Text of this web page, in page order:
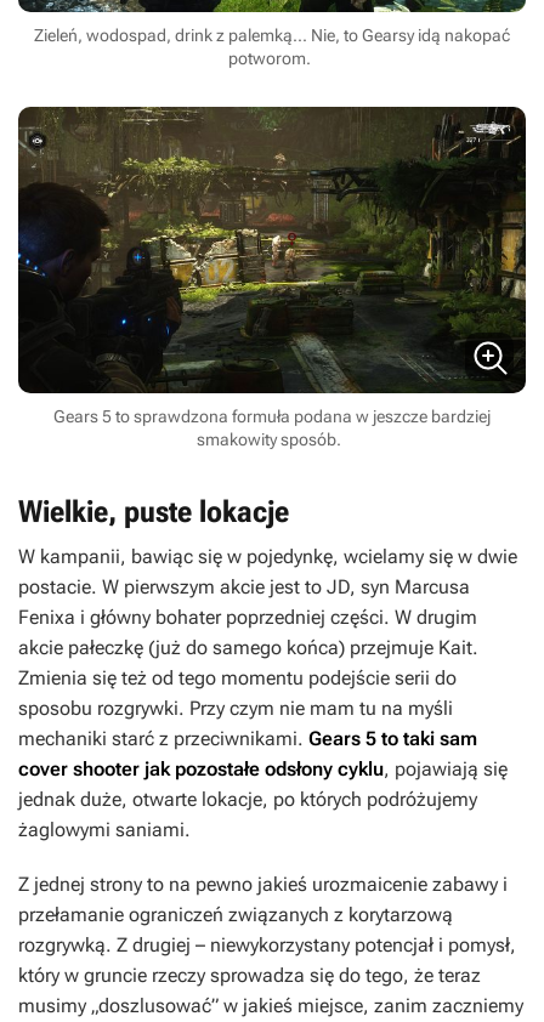
Zieleń, wodospad, drink z palemką... Nie, to Gearsy idą nakopać
potworom.
Gears 5 to sprawdzona formuła podana w jeszcze bardziej
smakowity sposób.
Wielkie, puste lokacje
W kampanii, bawiąc się w pojedynkę, wcielamy się w dwie
postacie. W pierwszym akcie jest to JD, syn Marcusa
Fenixa i główny bohater poprzedniej części. W drugim
akcie pałeczkę (już do samego końca) przejmuje Kait.
Zmienia się też od tego momentu podejście serii do
sposobu rozgrywki. Przy czym nie mam tu na myśli
mechaniki starć z przeciwnikami. Gears 5 to taki sam
cover shooter jak pozostałe odsłony cyklu, pojawiają się
jednak duże, otwarte lokacje, po których podróżujemy
żaglowymi saniami.
Z jednej strony to na pewno jakieś urozmaicenie zabawy i
przełamanie ograniczeń związanych z korytarzową
rozgrywką. Z drugiej – niewykorzystany potencjał i pomysł,
który w gruncie rzeczy sprowadza się do tego, że teraz
musimy „doszlusować” w jakieś miejsce, zanim zaczniemy